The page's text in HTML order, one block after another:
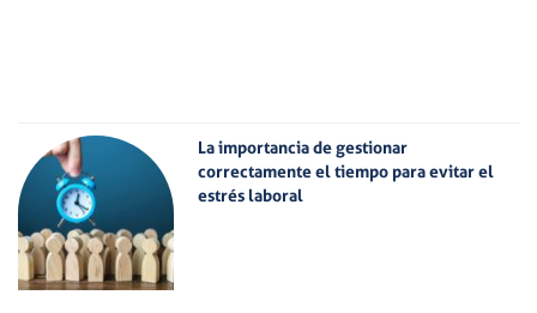
La importancia de gestionar
correctamente el tiempo para evitar el
estrés laboral